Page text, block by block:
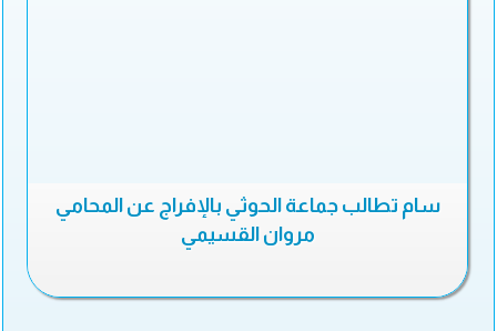
سام تطالب جماعة الحوثي بالإفراج عن المحامي
مروان القسيمي